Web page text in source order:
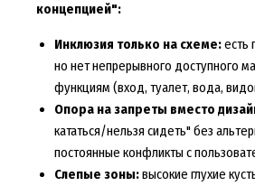
концепцией":
Инклюзия только на схеме:есть
но нет непрерывного доступного
функциям (вход, туалет, вода,
Опора на запреты вместо
кататься/нельзя сидеть" без
постоянные конфликты с
Слепые зоны:высокие глухие